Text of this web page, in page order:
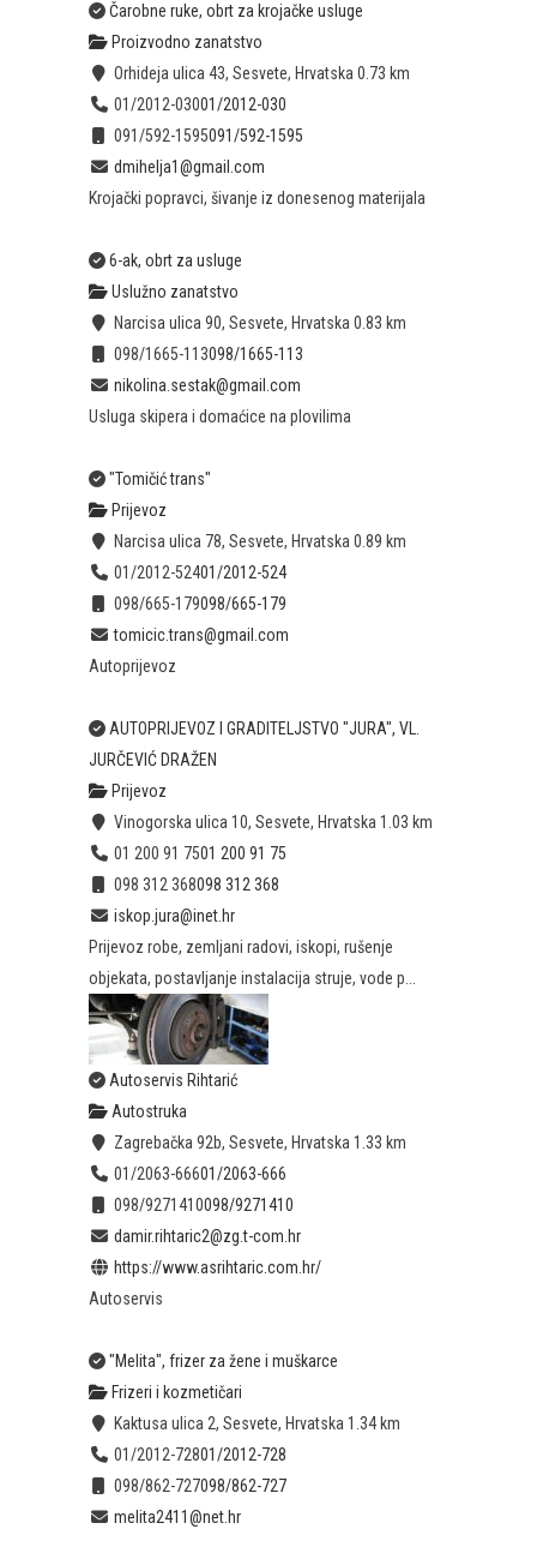
Čarobne ruke, obrt za krojačke usluge
Proizvodno zanatstvo
Orhideja ulica 43, Sesvete, Hrvatska 0.73 km
01/2012-03001/2012-030
091/592-1595091/592-1595
dmihelja1@gmail.com
Krojački popravci, šivanje iz donesenog materijala
6-ak, obrt za usluge
Uslužno zanatstvo
Narcisa ulica 90, Sesvete, Hrvatska 0.83 km
098/1665-113098/1665-113
nikolina.sestak@gmail.com
Usluga skipera i domaćice na plovilima
"Tomičić trans"
Prijevoz
Narcisa ulica 78, Sesvete, Hrvatska 0.89 km
01/2012-52401/2012-524
098/665-179098/665-179
tomicic.trans@gmail.com
Autoprijevoz
AUTOPRIJEVOZ I GRADITELJSTVO "JURA", VL.
JURČEVIĆ DRAŽEN
Prijevoz
Vinogorska ulica 10, Sesvete, Hrvatska 1.03 km
01 200 91 7501 200 91 75
098 312 368098 312 368
iskop.jura@inet.hr
Prijevoz robe, zemljani radovi, iskopi, rušenje
objekata, postavljanje instalacija struje, vode p...
Autoservis Rihtarić
Autostruka
Zagrebačka 92b, Sesvete, Hrvatska 1.33 km
01/2063-66601/2063-666
098/9271410098/9271410
damir.rihtaric2@zg.t-com.hr
https://www.asrihtaric.com.hr/
Autoservis
"Melita", frizer za žene i muškarce
Frizeri i kozmetičari
Kaktusa ulica 2, Sesvete, Hrvatska 1.34 km
01/2012-72801/2012-728
098/862-727098/862-727
melita2411@net.hr